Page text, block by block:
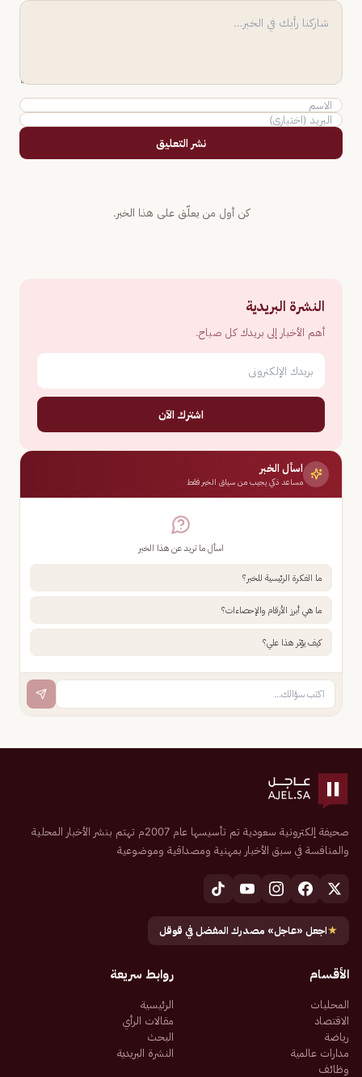
نشر التعليق
كن أول من يعلّق على هذا الخبر.
النشرة البريدية
أهم الأخبار إلى بريدك كل صباح.
اشترك الآن
اسأل الخبر
مساعد ذكي يجيب من سياق الخبر فقط
اسأل ما تريد عن هذا الخبر
ما الفكرة الرئيسية للخبر؟
ما هي أبرز الأرقام والإحصاءات؟
كيف يؤثر هذا علي؟
صحيفة إلكترونية سعودية تم تأسيسها عام 2007م تهتم بنشر الأخبار المحلية
والمنافسة في سبق الأخبار بمهنية ومصداقية وموضوعية
★اجعل «عاجل» مصدرك المفضل في قوقل
الأقسام
المحليات
الاقتصاد
رياضة
مدارات عالمية
وظائف
روابط سريعة
الرئيسية
مقالات الرأي
البحث
النشرة البريدية